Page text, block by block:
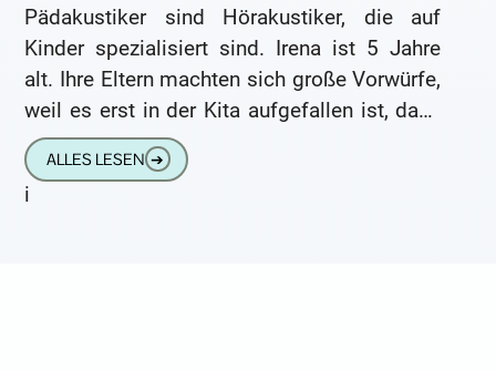
Pädakustiker sind Hörakustiker, die auf
Kinder spezialisiert sind. Irena ist 5 Jahre
alt. Ihre Eltern machten sich große Vorwürfe,
weil es erst in der Kita aufgefallen ist, dass
die Kleine
ALLES LESEN ➔
i